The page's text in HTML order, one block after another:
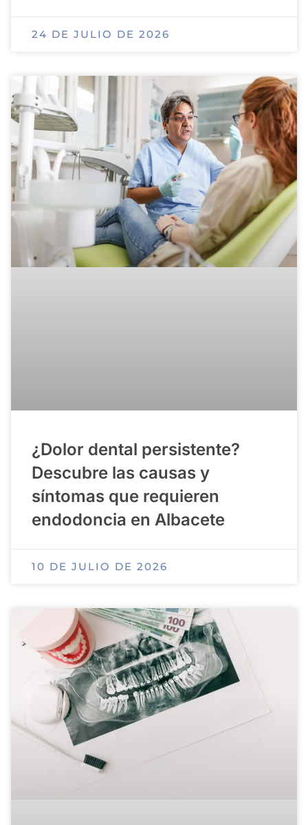
24 DE JULIO DE 2026
¿Dolor dental persistente?
Descubre las causas y
síntomas que requieren
endodoncia en Albacete
10 DE JULIO DE 2026